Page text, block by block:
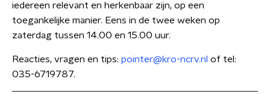
iedereen relevant en herkenbaar zijn, op een
toegankelijke manier. Eens in de twee weken op
zaterdag tussen 14.00 en 15.00 uur.
Reacties, vragen en tips: pointer@kro-ncrv.nl of tel:
035-6719787.